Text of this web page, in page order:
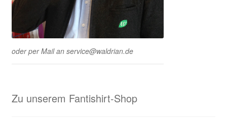
oder per Mail an service@waldrian.de
Zu unserem Fantishirt-Shop